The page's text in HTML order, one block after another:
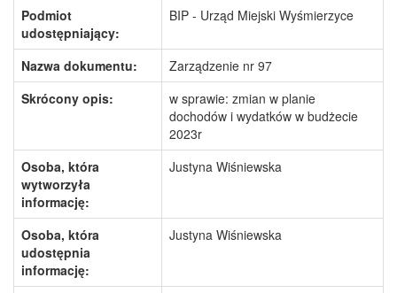
Podmiot
udostępniający:
BIP - Urząd Miejski Wyśmierzyce
Nazwa dokumentu:
Zarządzenie nr 97
Skrócony opis:
w sprawie: zmian w planie
dochodów i wydatków w budżecie
2023r
Osoba, która
wytworzyła
informację:
Justyna Wiśniewska
Osoba, która
udostępnia
informację:
Justyna Wiśniewska